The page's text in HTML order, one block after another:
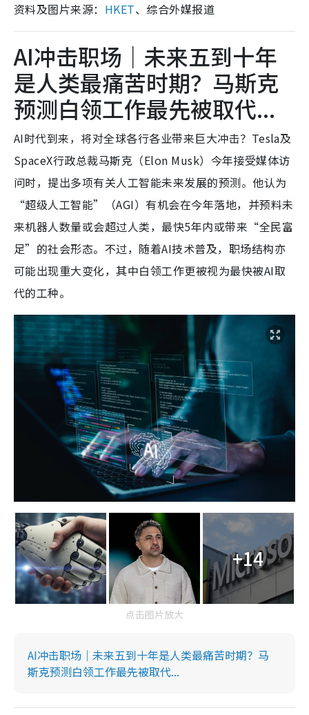
资料及图片来源： HKET、综合外媒报道
AI冲击职场｜未来五到十年
是人类最痛苦时期？马斯克
预测白领工作最先被取代...
AI时代到来，将对全球各行各业带来巨大冲击？Tesla及
SpaceX行政总裁马斯克（Elon Musk）今年接受媒体访
问时，提出多项有关人工智能未来发展的预测。他认为
“超级人工智能”（AGI）有机会在今年落地，并预料未
来机器人数量或会超过人类，最快5年内或带来“全民富
足”的社会形态。不过，随着AI技术普及，职场结构亦
可能出现重大变化，其中白领工作更被视为最快被AI取
代的工种。
+14
点击图片放大
AI冲击职场｜未来五到十年是人类最痛苦时期？马
斯克预测白领工作最先被取代...